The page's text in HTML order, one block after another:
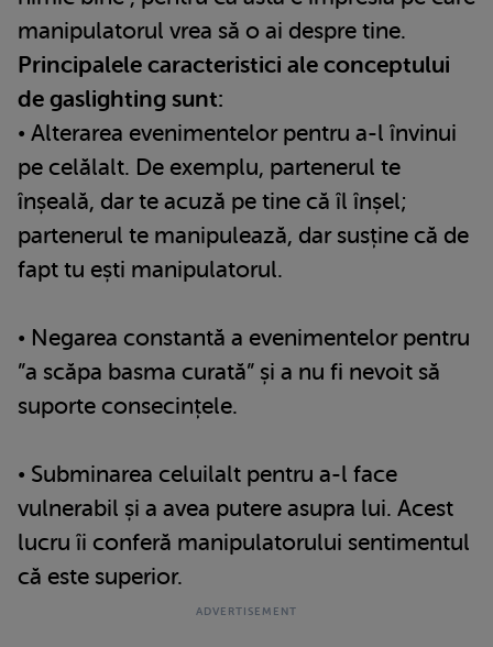
manipulatorul vrea să o ai despre tine.
Principalele caracteristici ale conceptului
de gaslighting sunt:
• Alterarea evenimentelor pentru a-l învinui
pe celălalt. De exemplu, partenerul te
înșeală, dar te acuză pe tine că îl înșel;
partenerul te manipulează, dar susține că de
fapt tu ești manipulatorul.
• Negarea constantă a evenimentelor pentru
”a scăpa basma curată” și a nu fi nevoit să
suporte consecințele.
• Subminarea celuilalt pentru a-l face
vulnerabil și a avea putere asupra lui. Acest
lucru îi conferă manipulatorului sentimentul
că este superior.